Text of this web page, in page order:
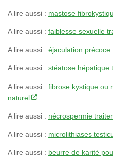
A lire aussi : mastose
A lire aussi : faiblesse sexuelle
A lire aussi : éjaculation
A lire aussi : stéatose hépatique
A lire aussi : fibrose kystique ou
naturel
A lire aussi : nécrospermie
A lire aussi : microlithiases
A lire aussi : beurre de karité